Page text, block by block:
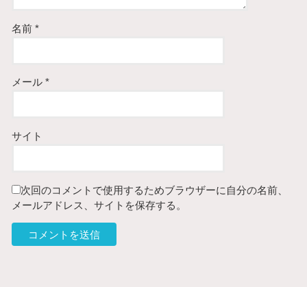
名前*
メール*
サイト
次回のコメントで使用するためブラウザーに自分の名前、
メールアドレス、サイトを保存する。